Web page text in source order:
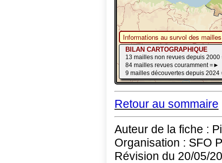
Retour au sommaire
Auteur de la fiche :
Organisation : SFO
Révision du 20/05/